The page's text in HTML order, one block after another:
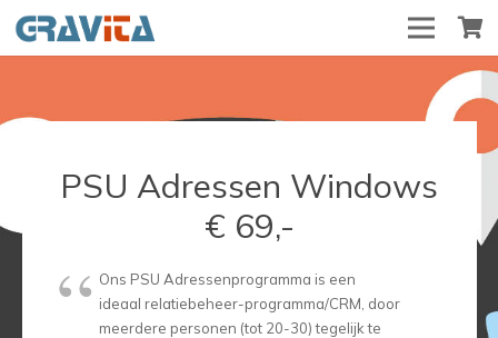
PSU Adressen Windows
€ 69,-
Ons PSU Adressenprogramma is een
ideaal relatiebeheer-programma/CRM, door
meerdere personen (tot 20-30) tegelijk te